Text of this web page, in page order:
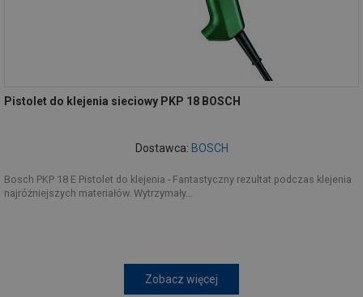
Pistolet do klejenia sieciowy PKP 18 BOSCH
Dostawca: BOSCH
Bosch PKP 18 E Pistolet do klejenia - Fantastyczny rezultat podczas klejenia
najróżniejszych materiałów. Wytrzymały...
Zobacz więcej